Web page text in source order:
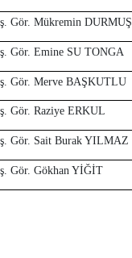
Gör. Mükremin DURMUŞ
Gör. Emine SU TONGA
Gör. Merve BAŞKUTLU
Gör. Raziye ERKUL
Gör. Sait Burak YILMAZ
Gör. Gökhan YİĞİT